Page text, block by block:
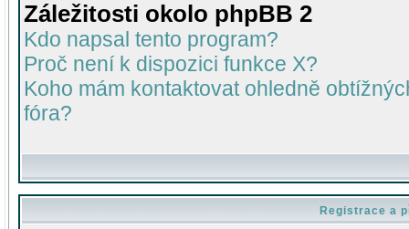
Záležitosti okolo phpBB 2
Kdo napsal tento program?
Proč není k dispozici funkce X?
Koho mám kontaktovat ohledně
fóra?
Registrace a